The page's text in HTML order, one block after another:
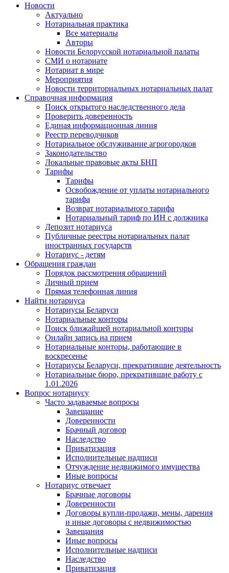
Новости
Актуально
Нотариальная практика
Все материалы
Авторы
Новости Белорусской нотариальной палаты
СМИ о нотариате
Нотариат в мире
Мероприятия
Новости территориальных нотариальных палат
Справочная информация
Поиск открытого наследственного дела
Проверить доверенность
Единая информационная линия
Реестр переводчиков
Нотариальное обслуживание агрогородков
Законодательство
Локальные правовые акты БНП
Тарифы
Тарифы
Освобождение от уплаты нотариального
тарифа
Возврат нотариального тарифа
Нотариальный тариф по ИН с должника
Депозит нотариуса
Публичные реестры нотариальных палат
иностранных государств
Нотариус - детям
Обращения граждан
Порядок рассмотрения обращений
Личный прием
Прямая телефонная линия
Найти нотариуса
Нотариусы Беларуси
Нотариальные конторы
Поиск ближайшей нотариальной конторы
Онлайн запись на прием
Нотариальные конторы, работающие в
воскресенье
Нотариусы Беларуси, прекратившие деятельность
Нотариальные бюро, прекратившие работу с
1.01.2026
Вопрос нотариусу
Часто задаваемые вопросы
Завещание
Доверенности
Брачный договор
Наследство
Приватизация
Исполнительные надписи
Отчуждение недвижимого имущества
Иные вопросы
Нотариус отвечает
Брачные договоры
Доверенности
Договоры купли-продажи, мены, дарения
и иные договоры с недвижимостью
Завещания
Иные вопросы
Исполнительные надписи
Наследство
Приватизация